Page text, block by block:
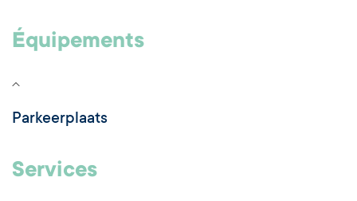
Équipements
Parkeerplaats
Services